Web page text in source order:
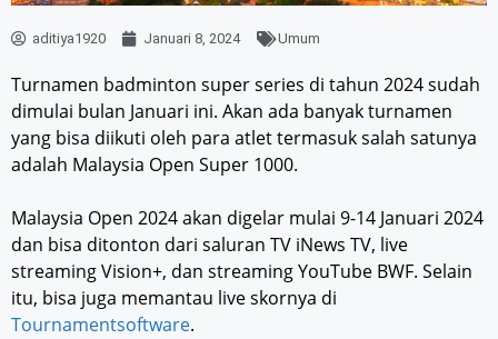
aditiya1920 Januari 8, 2024 Umum
Turnamen badminton super series di tahun 2024 sudah
dimulai bulan Januari ini. Akan ada banyak turnamen
yang bisa diikuti oleh para atlet termasuk salah satunya
adalah Malaysia Open Super 1000.
Malaysia Open 2024 akan digelar mulai 9-14 Januari 2024
dan bisa ditonton dari saluran TV iNews TV, live
streaming Vision+, dan streaming YouTube BWF. Selain
itu, bisa juga memantau live skornya di
Tournamentsoftware.